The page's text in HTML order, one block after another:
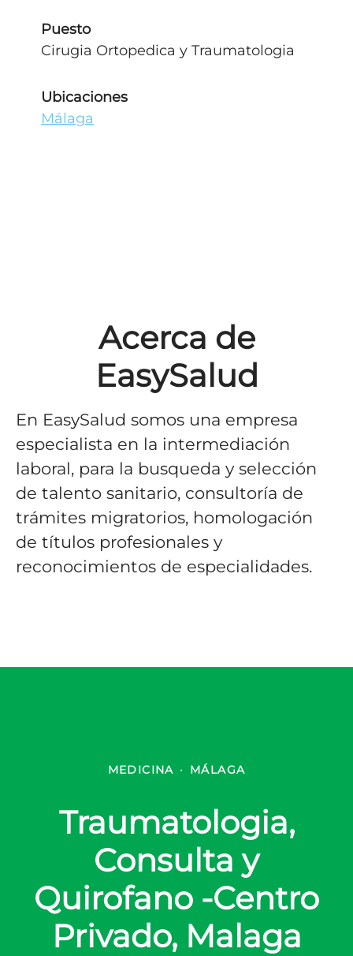
Puesto
Cirugia Ortopedica y Traumatologia
Ubicaciones
Málaga
Acerca de
EasySalud
En EasySalud somos una empresa
especialista en la intermediación
laboral, para la busqueda y selección
de talento sanitario, consultoría de
trámites migratorios, homologación
de títulos profesionales y
reconocimientos de especialidades.
MEDICINA · MÁLAGA
Traumatologia,
Consulta y
Quirofano -Centro
Privado, Malaga